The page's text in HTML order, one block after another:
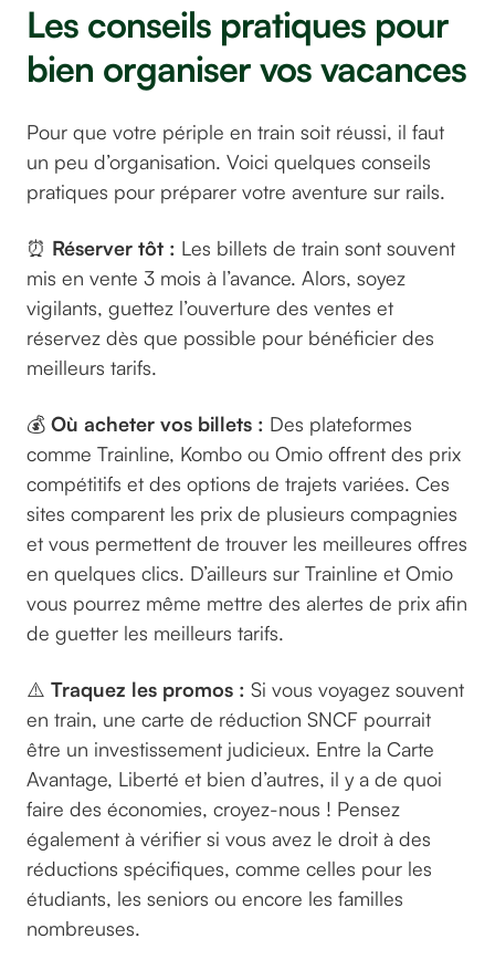
Les conseils pratiques pour
bien organiser vos vacances
Pour que votre périple en train soit réussi, il faut
un peu d’organisation. Voici quelques conseils
pratiques pour préparer votre aventure sur rails.
⏰ Réserver tôt : Les billets de train sont souvent
mis en vente 3 mois à l’avance. Alors, soyez
vigilants, guettez l’ouverture des ventes et
réservez dès que possible pour bénéficier des
meilleurs tarifs.
💰 Où acheter vos billets : Des plateformes
comme Trainline, Kombo ou Omio offrent des prix
compétitifs et des options de trajets variées. Ces
sites comparent les prix de plusieurs compagnies
et vous permettent de trouver les meilleures offres
en quelques clics. D’ailleurs sur Trainline et Omio
vous pourrez même mettre des alertes de prix afin
de guetter les meilleurs tarifs.
⚠️ Traquez les promos : Si vous voyagez souvent
en train, une carte de réduction SNCF pourrait
être un investissement judicieux. Entre la Carte
Avantage, Liberté et bien d’autres, il y a de quoi
faire des économies, croyez-nous ! Pensez
également à vérifier si vous avez le droit à des
réductions spécifiques, comme celles pour les
étudiants, les seniors ou encore les familles
nombreuses.